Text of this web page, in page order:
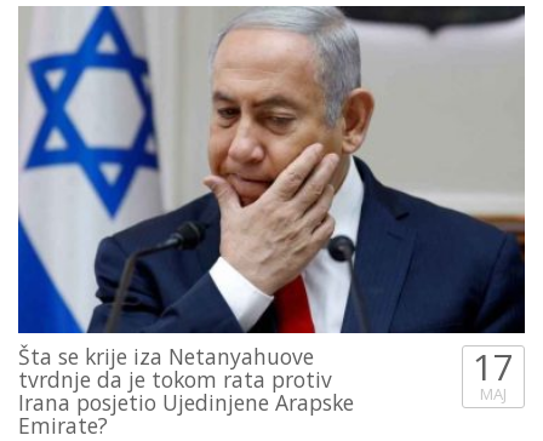
Šta se krije iza Netanyahuove
tvrdnje da je tokom rata protiv
Irana posjetio Ujedinjene Arapske
Emirate?
17
MAJ